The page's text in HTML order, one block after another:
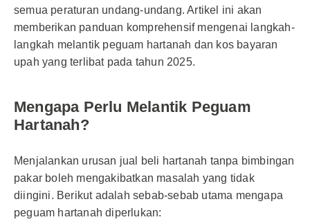
semua peraturan undang-undang. Artikel ini akan
memberikan panduan komprehensif mengenai langkah-
langkah melantik peguam hartanah dan kos bayaran
upah yang terlibat pada tahun 2025.
Mengapa Perlu Melantik Peguam
Hartanah?
Menjalankan urusan jual beli hartanah tanpa bimbingan
pakar boleh mengakibatkan masalah yang tidak
diingini. Berikut adalah sebab-sebab utama mengapa
peguam hartanah diperlukan: